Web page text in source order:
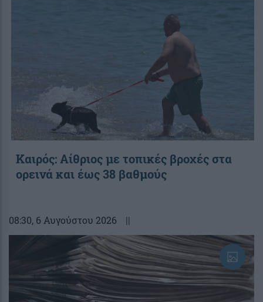
Καιρός: Αίθριος με τοπικές βροχές στα
ορεινά και έως 38 βαθμούς
08:30, 6 Αυγούστου 2026 ||